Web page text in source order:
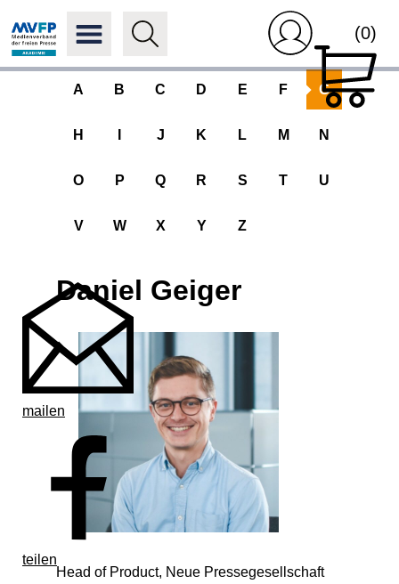
(0)
A B C D E F G
H J K L M N
O P Q R S T U
V W X Y Z
mailen
teilen
Daniel Geiger
Head of Product, Neue Pressegesellschaft